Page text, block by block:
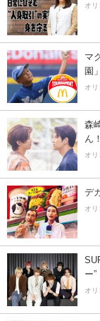
オ
マ
園」
オ
森
ん！
オ
デ
オ
ー”
オ